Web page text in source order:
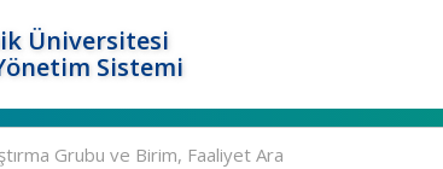
Üniversitesi
Sistemi